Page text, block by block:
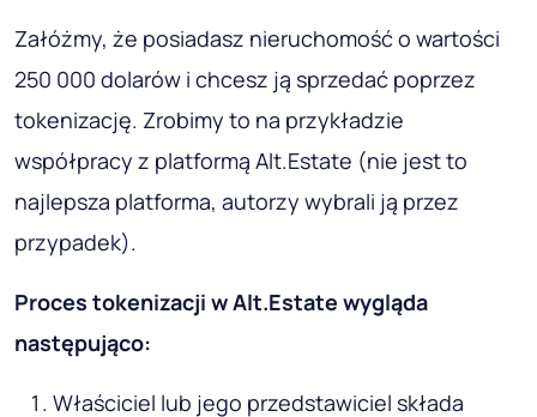
Załóżmy, że posiadasz nieruchomość o wartości
250 000 dolarów i chcesz ją sprzedać poprzez
tokenizację. Zrobimy to na przykładzie
współpracy z platformą Alt.Estate (nie jest to
najlepsza platforma, autorzy wybrali ją przez
przypadek).
Proces tokenizacji w Alt.Estate wygląda
następująco:
Właściciel lub jego przedstawiciel składa